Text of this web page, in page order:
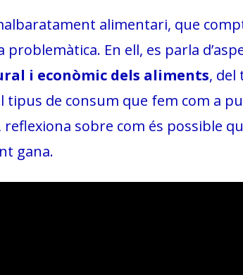
alimentari, que
En ell, es parla
i econòmic dels aliments, del
tipus de consum que fem com a
sobre com és possible
gana.